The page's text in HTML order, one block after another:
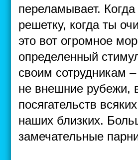
переламывает.
решетку, когда ты
это вот огромное
определенный
своим сотрудникам
не внешние рубежи,
посягательств
наших близких.
замечательные